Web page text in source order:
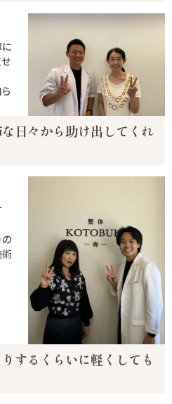
な日々から助け出してくれ
するくらいに軽くしても